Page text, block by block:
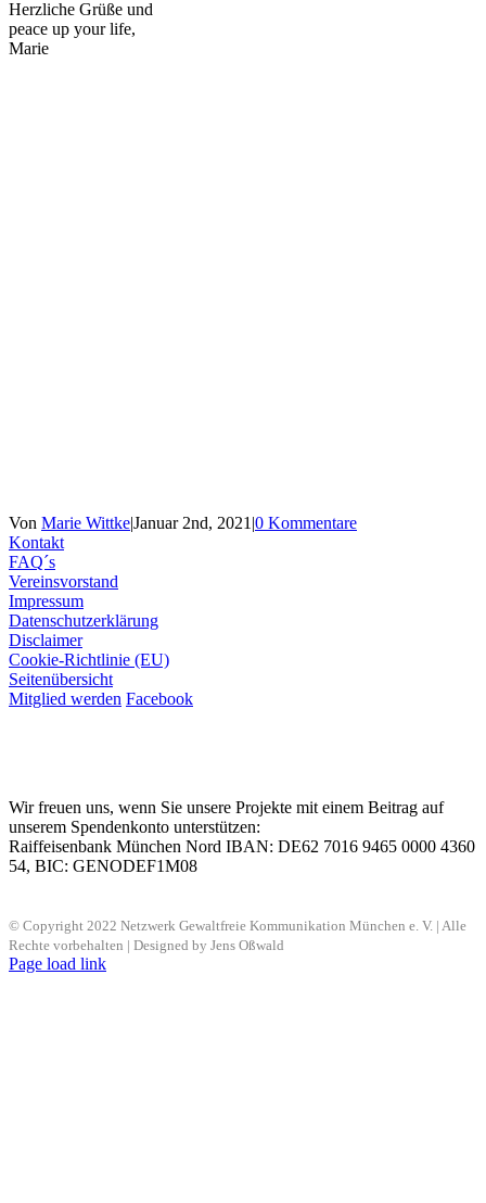
Herzliche Grüße und
peace up your life,
Marie
Von Marie Wittke|Januar 2nd, 2021 |0 Kommentare
Kontakt
FAQ´s
Vereinsvorstand
Impressum
Datenschutzerklärung
Disclaimer
Cookie-Richtlinie (EU)
Seitenübersicht
Mitglied werden Facebook
Wir freuen uns, wenn Sie unsere Projekte mit einem Beitrag auf
unserem Spendenkonto unterstützen:
Raiffeisenbank München Nord IBAN: DE62 7016 9465 0000 4360
54, BIC: GENODEF1M08
© Copyright 2022 Netzwerk Gewaltfreie Kommunikation München e. V. | Alle
Rechte vorbehalten | Designed by Jens Oßwald
Page load link